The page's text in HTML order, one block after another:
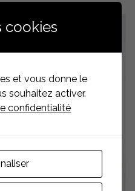
cookies
et vous donne le
souhaitez activer.
confidentialité